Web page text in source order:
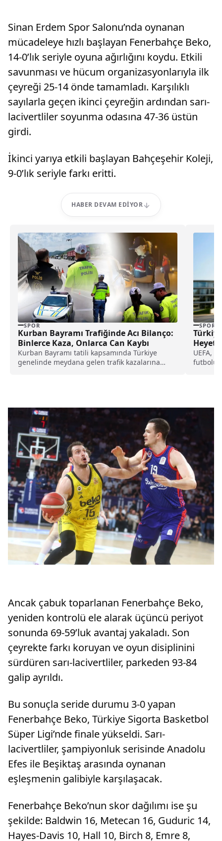
Sinan Erdem Spor Salonu’nda oynanan
mücadeleye hızlı başlayan Fenerbahçe Beko,
14-0’lık seriyle oyuna ağırlığını koydu. Etkili
savunması ve hücum organizasyonlarıyla ilk
çeyreği 25-14 önde tamamladı. Karşılıklı
sayılarla geçen ikinci çeyreğin ardından sarı-
lacivertliler soyunma odasına 47-36 üstün
girdi.
İkinci yarıya etkili başlayan Bahçeşehir Koleji,
9-0’lık seriyle farkı eritti.
HABER DEVAM EDIYOR
SPOR
Kurban Bayramı Trafiğinde Acı Bilanço:
Binlerce Kaza, Onlarca Can Kaybı
Kurban Bayramı tatili kapsamında Türkiye
genelinde meydana gelen trafik kazalarına
SPOR
UEFA,
Ancak çabuk toparlanan Fenerbahçe Beko,
yeniden kontrolü ele alarak üçüncü periyot
sonunda 69-59’luk avantaj yakaladı. Son
çeyrekte farkı koruyan ve oyun disiplinini
sürdüren sarı-lacivertliler, parkeden 93-84
galip ayrıldı.
Bu sonuçla seride durumu 3-0 yapan
Fenerbahçe Beko, Türkiye Sigorta Basketbol
Süper Ligi’nde finale yükseldi. Sarı-
lacivertliler, şampiyonluk serisinde Anadolu
Efes ile Beşiktaş arasında oynanan
eşleşmenin galibiyle karşılaşacak.
Fenerbahçe Beko’nun skor dağılımı ise şu
şekilde: Baldwin 16, Metecan 16, Guduric 14,
Hayes-Davis 10, Hall 10, Birch 8, Emre 8,